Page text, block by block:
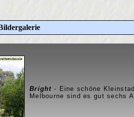
Bright - Eine schöne
Melbourne sind es gut sechs